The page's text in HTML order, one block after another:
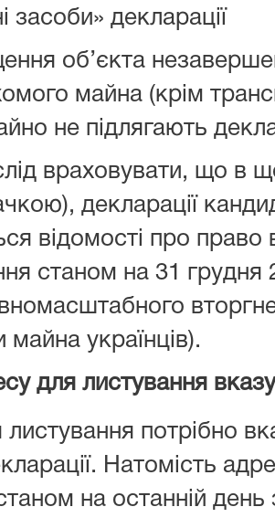
засоби» декларації
об’єкта
майна (крім
не підлягають
враховувати, що в
декларації
відомості про право
станом на 31 грудня
майна українців).
для листування
потрібно
Натомість
на останній день